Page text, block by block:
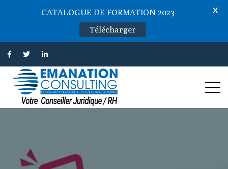
CATALOGUE DE FORMATION 2023
Télécharger
X